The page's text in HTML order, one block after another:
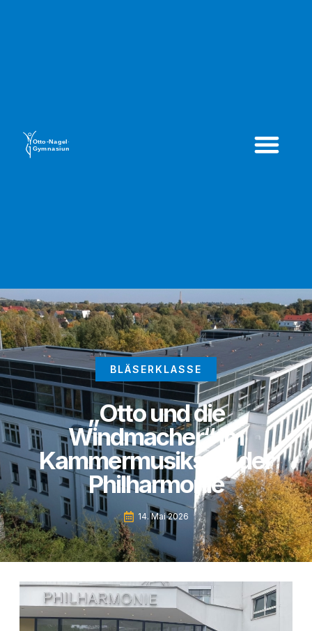
BLÄSERKLASSE
„Otto und die
Windmacher“ im
Kammermusiksaal der
Philharmonie
14. Mai 2026